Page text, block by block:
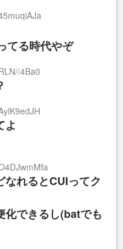
てる時代やぞ
4Ba0
よ
れるとCUIってク
化できるし(batでも